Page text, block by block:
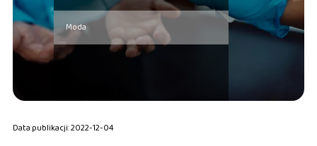
Moda
Data publikacji: 2022-12-04